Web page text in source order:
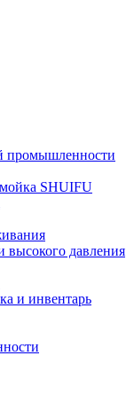
промышленности
SHUIFU
высокого давления
и инвентарь